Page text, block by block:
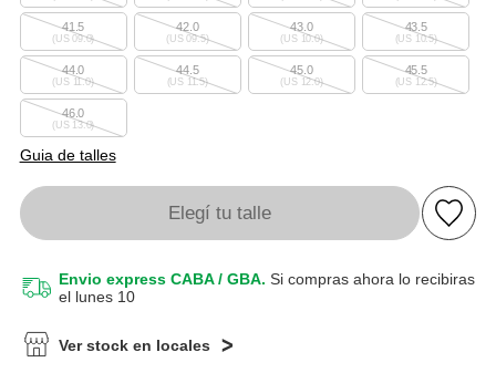
Guia de talles
41.5
(US 09.0)
42.0
(US 09.5)
43.0
(US 10.0)
43.5
(US 10.5)
44.0
(US 11.0)
44.5
(US 11.5)
45.0
(US 12.0)
45.5
(US 12.5)
46.0
(US 13.0)
Elegí tu talle
Envio express CABA / GBA. Si compras ahora lo recibiras
el lunes 10
Ver stock en locales